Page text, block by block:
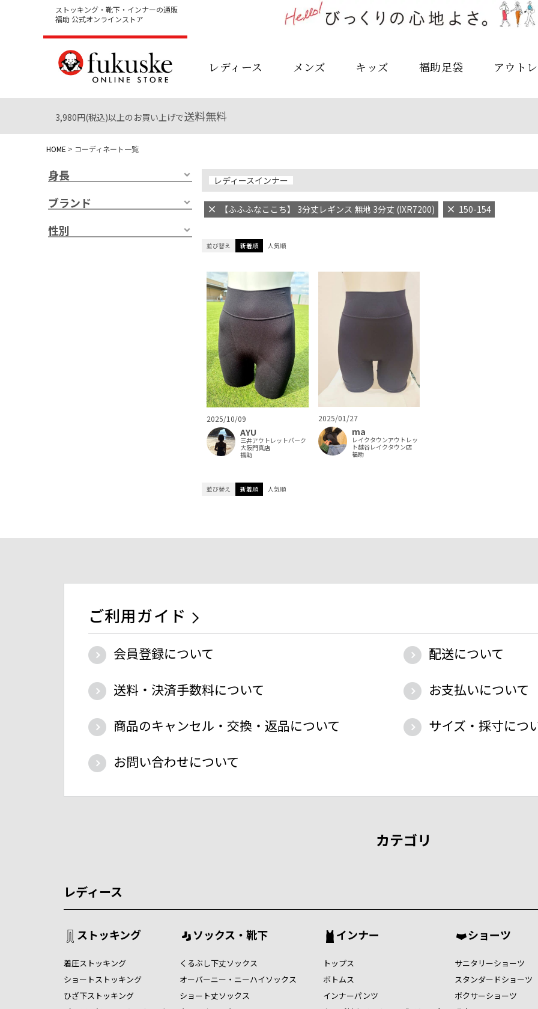
ストッキング・靴下・インナーの通販
福助 公式オンラインストア
レディース メンズ キッズ 福助足袋 アウト
3,980円(税込)以上のお買い上げで送料無料
HOME コーディネート一覧
身長
ブランド
性別
レディースインナー
【ふふふなここち】 3分丈レギンス 無地 3分丈 (IXR7200) 150-154
並び替え 新着順 人気順
2025/10/09
AYU
三井アウトレットパーク
大阪門真店
福助
2025/01/27
ma
レイクタウンアウトレッ
ト越谷レイクタウン店
福助
並び替え 新着順 人気順
ご利用ガイド
会員登録について
配送について
送料・決済手数料について
お支払いについて
商品のキャンセル・交換・返品について
サイズ・採寸につ
お問い合わせについて
カテゴリ
レディース
ストッキング
着圧ストッキング
ショートストッキング
ひざ下ストッキング
ソックス・靴下
くるぶし下丈ソックス
オーバーニー・ニーハイソックス
ショート丈ソックス
インナー
トップス
ボトムス
インナーパンツ
ショーツ
サニタリーショーツ
スタンダードショーツ
ボクサーショーツ